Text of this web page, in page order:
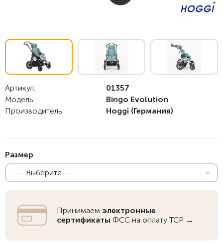
Артикул:
01357
Модель:
Bingo Evolution
Производитель:
Hoggi (Германия)
Размер
--- Выберите ---
Принимаем электронные
сертификаты ФСС на оплату ТСР →